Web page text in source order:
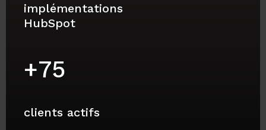
implémentations
HubSpot
+75
clients actifs